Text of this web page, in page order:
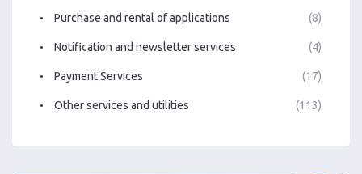
Purchase and rental of applications (8)
Notification and newsletter services (4)
Payment Services (17)
Other services and utilities (113)